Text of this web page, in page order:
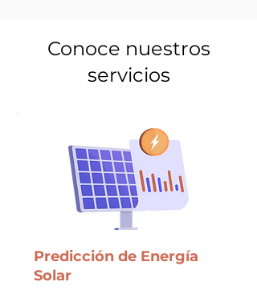
Conoce nuestros
servicios
Predicción de Energía
Solar